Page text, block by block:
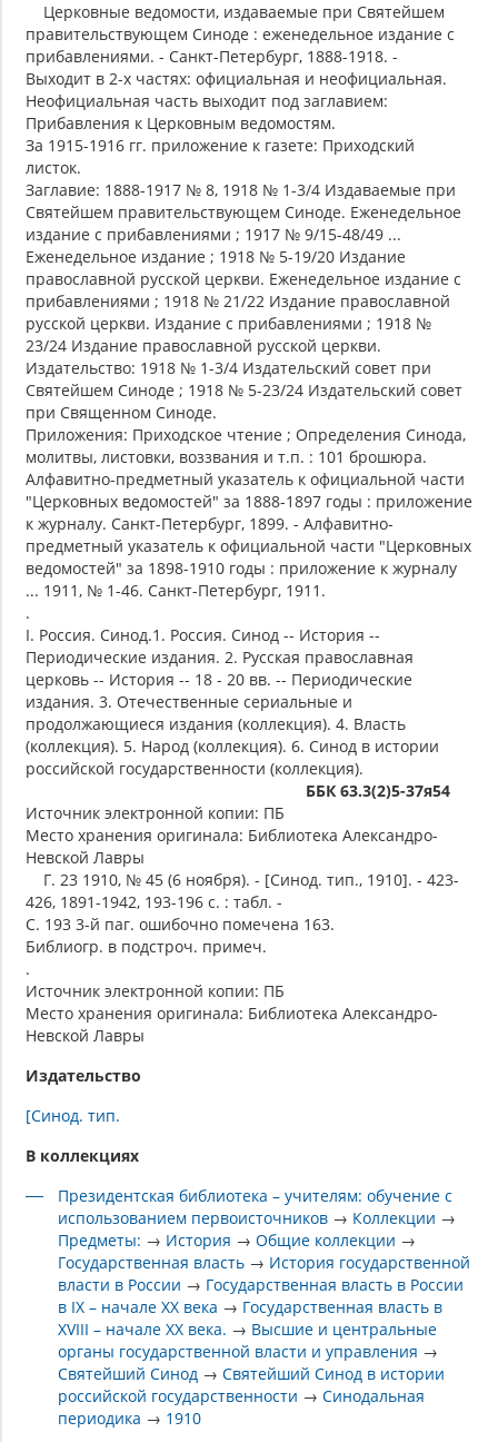
Церковные ведомости, издаваемые при Святейшем
правительствующем Синоде : еженедельное издание с
прибавлениями. - Санкт-Петербург, 1888-1918. -
Выходит в 2-х частях: официальная и неофициальная.
Неофициальная часть выходит под заглавием:
Прибавления к Церковным ведомостям.
За 1915-1916 гг. приложение к газете: Приходский
листок.
Заглавие: 1888-1917 № 8, 1918 № 1-3/4 Издаваемые при
Святейшем правительствующем Синоде. Еженедельное
издание с прибавлениями ; 1917 № 9/15-48/49 ...
Еженедельное издание ; 1918 № 5-19/20 Издание
православной русской церкви. Еженедельное издание с
прибавлениями ; 1918 № 21/22 Издание православной
русской церкви. Издание с прибавлениями ; 1918 №
23/24 Издание православной русской церкви.
Издательство: 1918 № 1-3/4 Издательский совет при
Святейшем Синоде ; 1918 № 5-23/24 Издательский совет
при Священном Синоде.
Приложения: Приходское чтение ; Определения Синода,
молитвы, листовки, воззвания и т.п. : 101 брошюра.
Алфавитно-предметный указатель к официальной части
"Церковных ведомостей" за 1888-1897 годы : приложение
к журналу. Санкт-Петербург, 1899. - Алфавитно-
предметный указатель к официальной части "Церковных
ведомостей" за 1898-1910 годы : приложение к журналу
... 1911, № 1-46. Санкт-Петербург, 1911.
.
I. Россия. Синод.1. Россия. Синод -- История --
Периодические издания. 2. Русская православная
церковь -- История -- 18 - 20 вв. -- Периодические
издания. 3. Отечественные сериальные и
продолжающиеся издания (коллекция). 4. Власть
(коллекция). 5. Народ (коллекция). 6. Синод в истории
российской государственности (коллекция).
ББК 63.3(2)5-37я54
Источник электронной копии: ПБ
Место хранения оригинала: Библиотека Александро-
Невской Лавры
Г. 23 1910, № 45 (6 ноября). - [Синод. тип., 1910]. - 423-
426, 1891-1942, 193-196 с. : табл. -
С. 193 3-й паг. ошибочно помечена 163.
Библиогр. в подстроч. примеч.
.
Источник электронной копии: ПБ
Место хранения оригинала: Библиотека Александро-
Невской Лавры
Издательство
[Синод. тип.
В коллекциях
Президентская библиотека – учителям: обучение с
использованием первоисточников → Коллекции →
Предметы: → История →Общие коллекции →
Государственная власть → История государственной
власти в России → Государственная власть в России
в IX – начале XX века → Государственная власть в
XVIII – начале XX века. → Высшие и центральные
органы государственной власти и управления →
Святейший Синод →Святейший Синод в истории
российской государственности →Синодальная
периодика → 1910